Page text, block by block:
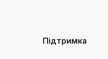
Підтримка